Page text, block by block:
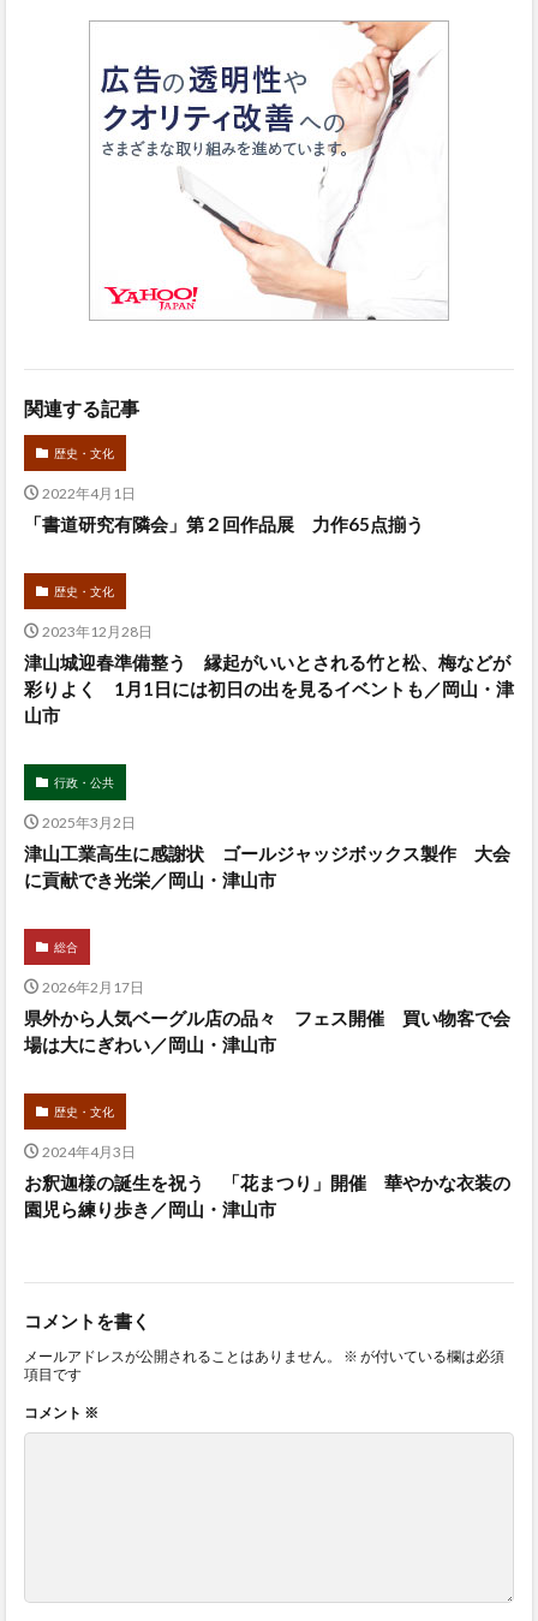
関連する記事
歴史・文化
2022年4月1日
「書道研究有隣会」第２回作品展 力作65点揃う
歴史・文化
2023年12月28日
津山城迎春準備整う 縁起がいいとされる竹と松、梅などが
彩りよく 1月1日には初日の出を見るイベントも／岡山・津
山市
行政・公共
2025年3月2日
津山工業高生に感謝状 ゴールジャッジボックス製作 大会
に貢献でき光栄／岡山・津山市
総合
2026年2月17日
県外から人気ベーグル店の品々 フェス開催 買い物客で会
場は大にぎわい／岡山・津山市
歴史・文化
2024年4月3日
お釈迦様の誕生を祝う 「花まつり」開催 華やかな衣装の
園児ら練り歩き／岡山・津山市
コメントを書く
メールアドレスが公開されることはありません。 ※ が付いている欄は必須
項目です
コメント ※